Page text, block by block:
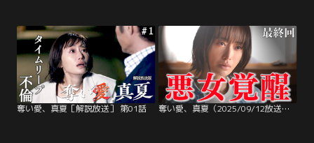
奪い愛、真夏［解説放送］ 第01話 奪い愛、真夏（2025/09/12放送分）第08話（最終話）